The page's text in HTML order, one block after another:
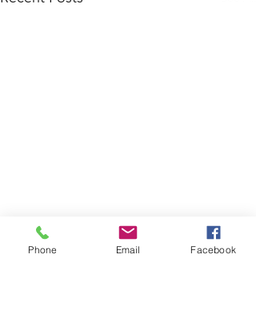
Phone Email Facebook